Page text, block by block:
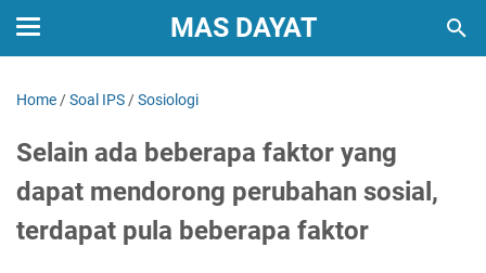
MAS DAYAT
Home /Soal IPS /Sosiologi
Selain ada beberapa faktor yang
dapat mendorong perubahan sosial,
terdapat pula beberapa faktor